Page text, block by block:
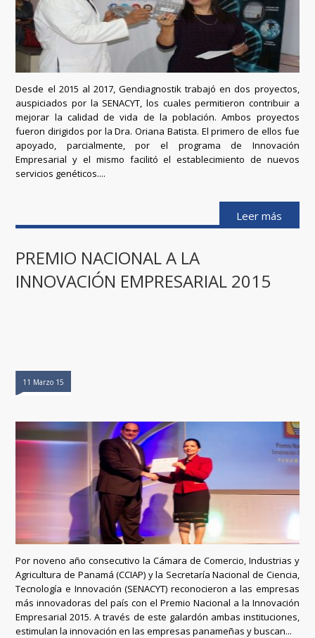
Desde el 2015 al 2017, Gendiagnostik trabajó en dos proyectos,
auspiciados por la SENACYT, los cuales permitieron contribuir a
mejorar la calidad de vida de la población. Ambos proyectos
fueron dirigidos por la Dra. Oriana Batista. El primero de ellos fue
apoyado, parcialmente, por el programa de Innovación
Empresarial y el mismo facilitó el establecimiento de nuevos
servicios genéticos....
Leer más
PREMIO NACIONAL A LA
INNOVACIÓN EMPRESARIAL 2015
11 Marzo 15
Por noveno año consecutivo la Cámara de Comercio, Industrias y
Agricultura de Panamá (CCIAP) y la Secretaría Nacional de Ciencia,
Tecnología e Innovación (SENACYT) reconocieron a las empresas
más innovadoras del país con el Premio Nacional a la Innovación
Empresarial 2015. A través de este galardón ambas instituciones,
estimulan la innovación en las empresas panameñas y buscan...